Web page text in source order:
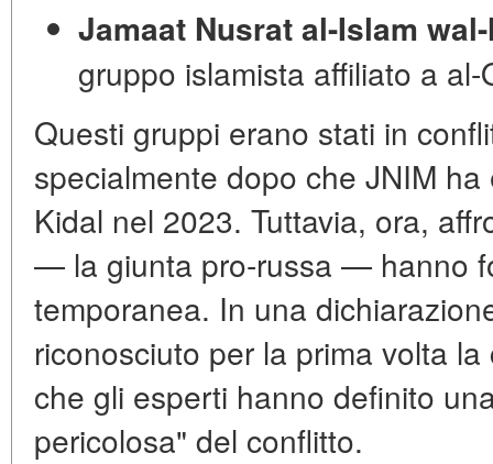
Jamaat Nusrat al-Islam
gruppo islamista affiliato a al-
Questi gruppi erano stati in
specialmente dopo che JNIM
Kidal nel 2023. Tuttavia, ora,
— la giunta pro-russa — hanno
temporanea. In una
riconosciuto per la prima volta
che gli esperti hanno definito
pericolosa" del conflitto.